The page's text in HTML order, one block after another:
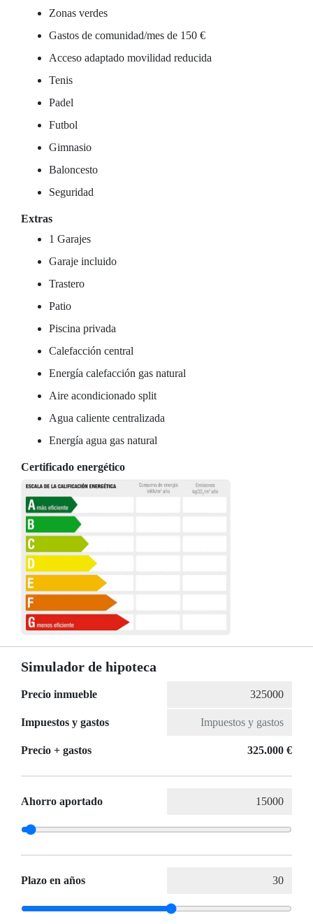
Zonas verdes
Gastos de comunidad/mes de 150 €
Acceso adaptado movilidad reducida
Tenis
Padel
Futbol
Gimnasio
Baloncesto
Seguridad
Extras
1 Garajes
Garaje incluido
Trastero
Patio
Piscina privada
Calefacción central
Energía calefacción gas natural
Aire acondicionado split
Agua caliente centralizada
Energía agua gas natural
Certificado energético
Simulador de hipoteca
Precio inmueble
Impuestos y gastos
Precio + gastos 325.000 €
Ahorro aportado
Plazo en años